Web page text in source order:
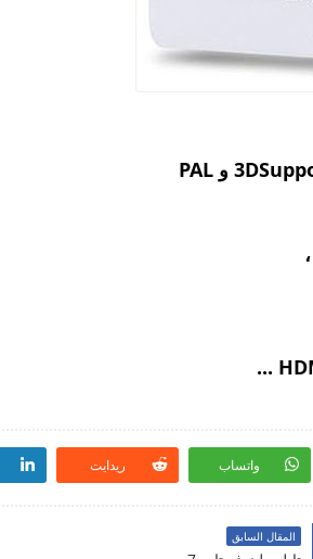
واتساب ريدايت
المقال السابق